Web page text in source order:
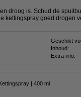
droog is. Schud de
kettingspray goed drogen
Geschikt
Inhoud:
Extra info:
| 400 ml